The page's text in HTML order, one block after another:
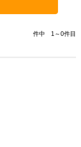
件中 1～0件目